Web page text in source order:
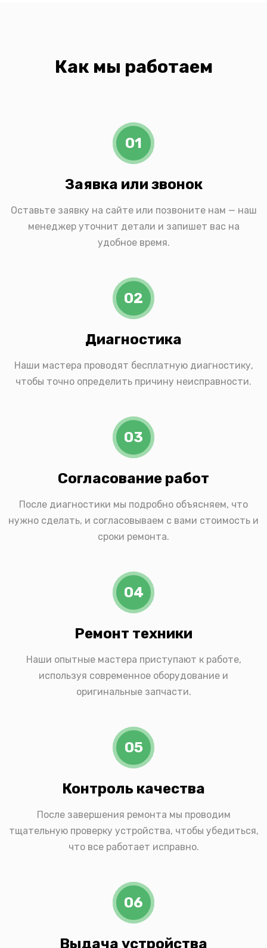
Как мы работаем
01
Заявка или звонок
Оставьте заявку на сайте или позвоните нам — наш
менеджер уточнит детали и запишет вас на
удобное время.
02
Диагностика
Наши мастера проводят бесплатную диагностику,
чтобы точно определить причину неисправности.
03
Согласование работ
После диагностики мы подробно объясняем, что
нужно сделать, и согласовываем с вами стоимость и
сроки ремонта.
04
Ремонт техники
Наши опытные мастера приступают к работе,
используя современное оборудование и
оригинальные запчасти.
05
Контроль качества
После завершения ремонта мы проводим
тщательную проверку устройства, чтобы убедиться,
что все работает исправно.
06
Выдача устройства